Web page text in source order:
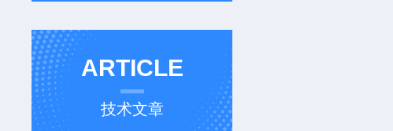
ARTICLE
技术文章